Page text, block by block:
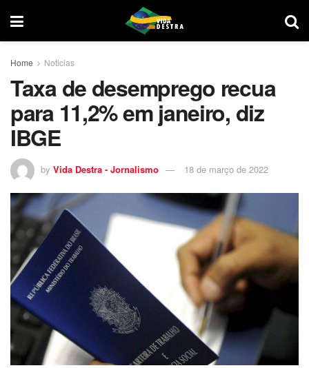
Home Noticias
Taxa de desemprego recua
para 11,2% em janeiro, diz
IBGE
by Vida Destra - Jornalismo 18 de março de 2022